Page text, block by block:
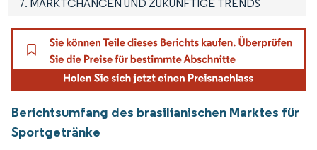
7. MARKTCHANCEN UND ZUKÜNFTIGE TRENDS
Berichtsumfang des brasilianischen Marktes für
Sportgetränke